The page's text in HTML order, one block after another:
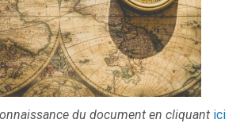
du document en cliquant ici